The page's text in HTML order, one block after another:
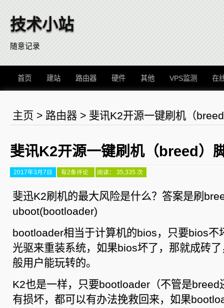
技术小站
随意记录
首页 建站 路由器 硬件 其他 VPS监测 在
主页 > 路由器 > 斐讯K2开源一键刷机（
斐讯K2开源一键刷机（breed）
2017年3月7日
斐
讯
开
源
一
键
机
（breed）
脚
本
有2条评论 阅读： 35,335 次
斐迅K2刷机的最大风险是什么？答案是刷
uboot(bootloader)
bootloader相当于计算机的bios，只要bios不
光驱来重装系统，如果bios坏了，那就成砖
般用户能玩转的。
K2也是一样，只要bootloader（不管是breed
有损坏，都可以有办法挽救回来，如果